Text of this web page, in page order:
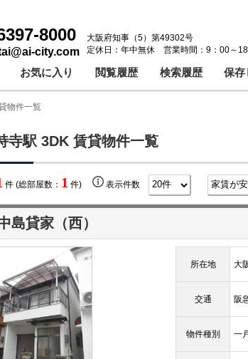
8000
city.com
大阪府知事（5）第49302号
定休日：年中無休 営業時間：9：00～
お気に入り 閲覧履歴 検索履歴 保存
物件一覧
寺駅 3DK 賃貸物件一覧
件 (総部屋数： 1 件) 表示件数
島貸家（西）
所在地 大
交通 阪
物件種別 一